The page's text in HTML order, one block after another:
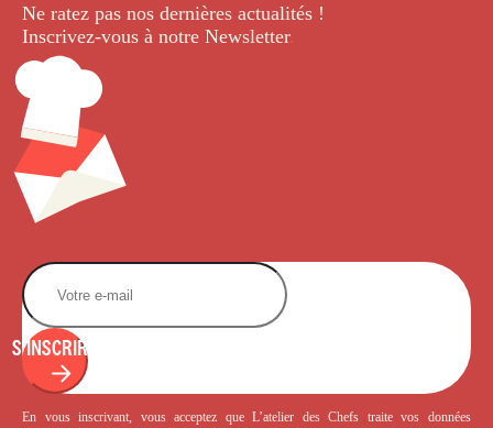
Ne ratez pas nos dernières actualités !
Inscrivez-vous à notre Newsletter.
S'INSCRIRE
En vous inscrivant, vous acceptez que L’atelier des Chefs traite vos données